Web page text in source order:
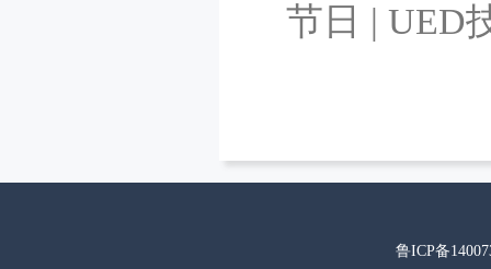
节日 | UED
鲁ICP备